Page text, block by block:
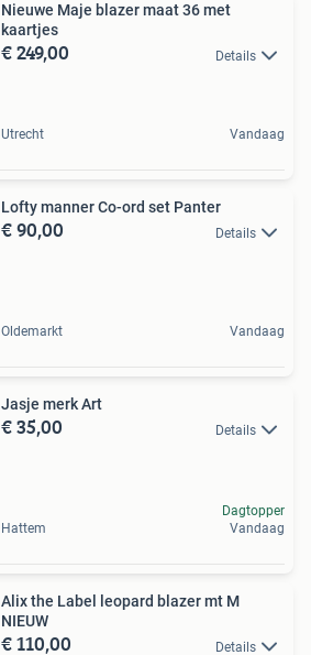
Nieuwe Maje blazer maat 36 met
kaartjes
€ 249,00 Details
Utrecht Vandaag
Lofty manner Co-ord set Panter
€ 90,00 Details
Oldemarkt Vandaag
Jasje merk Art
€ 35,00 Details
Hattem
Dagtopper
Vandaag
Alix the Label leopard blazer mt M
NIEUW
€ 110,00 Details